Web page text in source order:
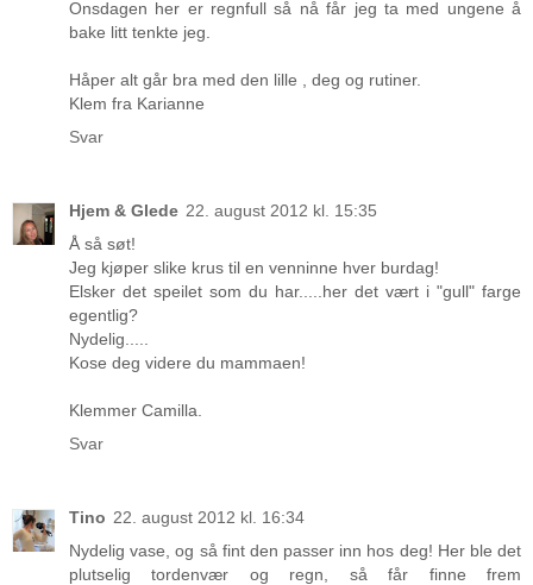
Onsdagen her er regnfull så nå får jeg ta med ungene å
bake litt tenkte jeg.
Håper alt går bra med den lille , deg og rutiner.
Klem fra Karianne
Svar
Hjem & Glede 22. august 2012 kl. 15:35
Å så søt!
Jeg kjøper slike krus til en venninne hver burdag!
Elsker det speilet som du har.....her det vært i "gull" farge
egentlig?
Nydelig.....
Kose deg videre du mammaen!
Klemmer Camilla.
Svar
Tino 22. august 2012 kl. 16:34
Nydelig vase, og så fint den passer inn hos deg! Her ble det
plutselig tordenvær og regn, så får finne frem